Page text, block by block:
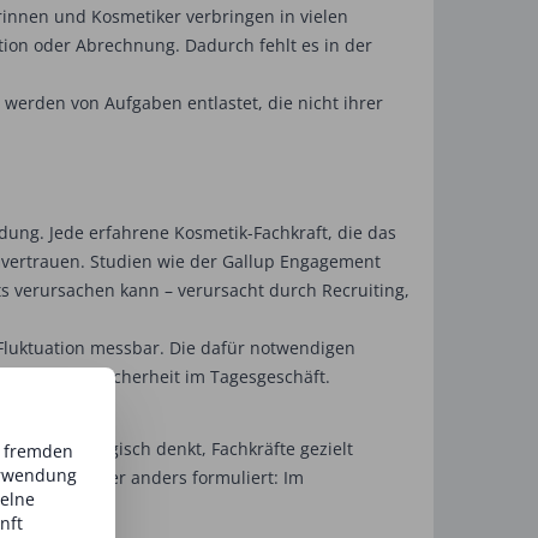
und Kosmetiker verbringen in vielen
oder Abrechnung. Dadurch fehlt es in der
von Aufgaben entlastet, die nicht ihrer
Jede erfahrene Kosmetik-Fachkraft, die das
Studien wie der Gallup Engagement
verursachen kann – verursacht durch Recruiting,
messbar. Die dafür notwendigen
Planungssicherheit im Tagesgeschäft.
strategisch denkt, Fachkräfte gezielt
Oder anders formuliert: Im